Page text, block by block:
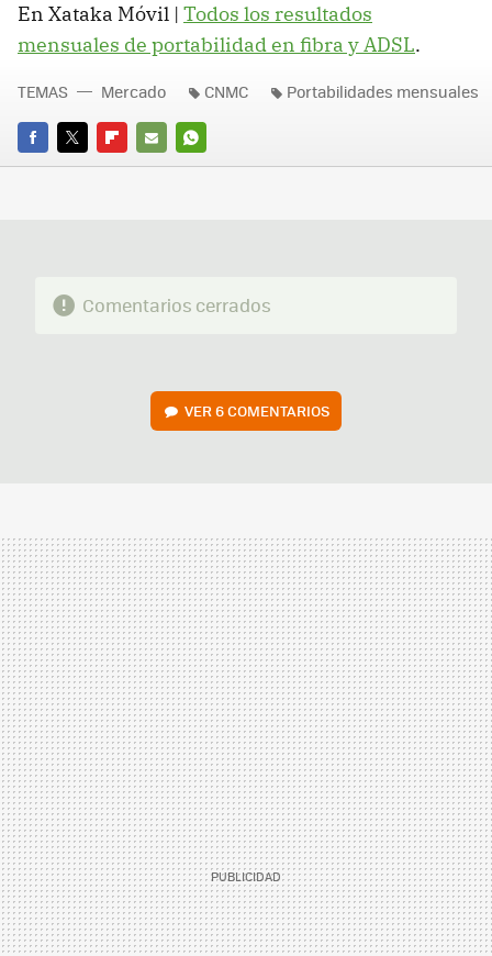
En Xataka Móvil | Todos los resultados
mensuales de portabilidad en fibra y ADSL.
FACEBOOK
TWITTERFLIPBOARD
E-
WHATSAPP
TEMAS Mercado CNMC Portabilidades mensuales
Comentarios cerrados
VER6 COMENTARIOS